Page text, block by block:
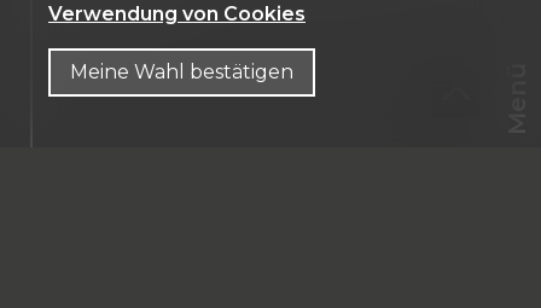
Verwendung von Cookies
Meine Wahl bestätigen